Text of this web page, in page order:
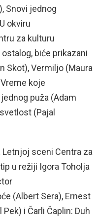
Snovi jednog
okviru
za kulturu
biće prikazani
Skot), Vermiljo (Maura
koje
puža (Adam
(Pajal
sceni Centra za
u režiji Igora Toholja
(Albert Sera), Ernest
i Čarli Čaplin: Duh